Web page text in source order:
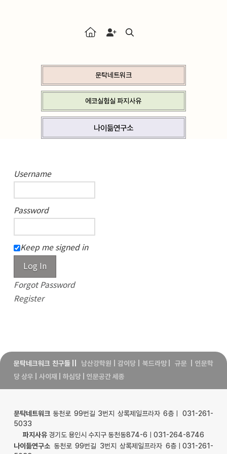
문탁네트워크
에코실험실 파지사유
나이듦연구소
Username
Password
Keep me signed in
Log In
Forgot Password
Register
문탁네크워크 친구들 남산강학원 감이당 북드라망| 규문 |인문학
당 상우
사이재 하심당| 인문공간 세종
문탁네트워크동천로 99번길 3번지 상록제일프라자 6층ㅣ 031-261-
5033
파지사유경기도 용인시 수지구 동천동874-6ㅣ031-264-8746
나이듦연구소동천로 99번길 3번지 상록제일프라자 6층ㅣ031-261-